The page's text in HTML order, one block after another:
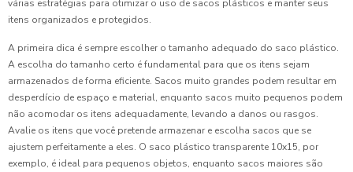
várias estratégias para otimizar o uso de sacos plásticos e manter seus
itens organizados e protegidos.
A primeira dica é sempre escolher o tamanho adequado do saco plástico.
A escolha do tamanho certo é fundamental para que os itens sejam
armazenados de forma eficiente. Sacos muito grandes podem resultar em
desperdício de espaço e material, enquanto sacos muito pequenos podem
não acomodar os itens adequadamente, levando a danos ou rasgos.
Avalie os itens que você pretende armazenar e escolha sacos que se
ajustem perfeitamente a eles. O saco plástico transparente 10x15, por
exemplo, é ideal para pequenos objetos, enquanto sacos maiores são